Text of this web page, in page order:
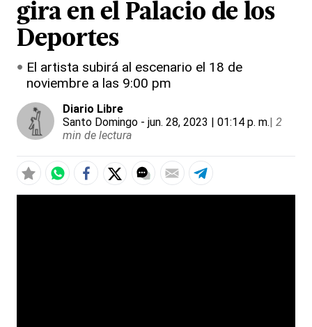
gira en el Palacio de los
Deportes
El artista subirá al escenario el 18 de
noviembre a las 9:00 pm
Diario Libre
Santo Domingo - jun. 28, 2023 | 01:14 p. m.| 2
min de lectura